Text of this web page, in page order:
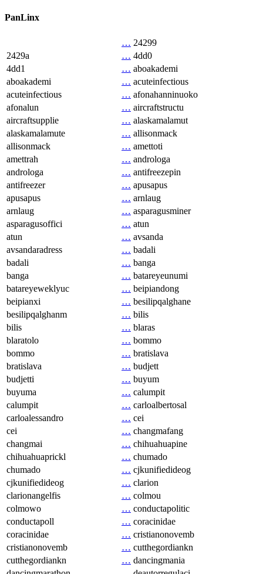
PanLinx
… 24299
2429a
… 4dd0
4dd1
… aboakademi
aboakademi
… acuteinfectious
acuteinfectious
… afonahanninuoko
afonalun
… aircraftstructu
aircraftsupplie
… alaskamalamut
alaskamalamute
… allisonmack
allisonmack
… amettoti
amettrah
… androloga
androloga
… antifreezepin
antifreezer
… apusapus
apusapus
… arnlaug
arnlaug
… asparagusminer
asparagusoffici
… atun
atun
… avsanda
avsandaradress
… badali
badali
… banga
banga
… batareyeunumi
batareyeweklyuc
… beipiandong
beipianxi
… besilipqalghane
besilipqalghanm
… bilis
bilis
… blaras
blaratolo
… bommo
bommo
… bratislava
bratislava
… budjett
budjetti
… buyum
buyuma
… calumpit
calumpit
… carloalbertosal
carloalessandro
… cei
cei
… changmafang
changmai
… chihuahuapine
chihuahuaprickl
… chumado
chumado
… cjkunifiedideog
cjkunifiedideog
… clarion
clarionangelfis
… colmou
colmowo
… conductapolitic
conductapoll
… coracinidae
coracinidae
… cristianonovemb
cristianonovemb
… cutthegordiankn
cutthegordiankn
… dancingmania